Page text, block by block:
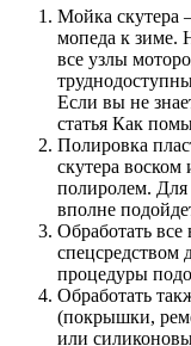
Мойка скутера
мопеда к зиме.
все узлы
Если вы не
статья Как
Полировка
скутера
полиролем. Для
вполне
Обработать все
спецсредством
процедуры
Обработать
(покрышки,
или